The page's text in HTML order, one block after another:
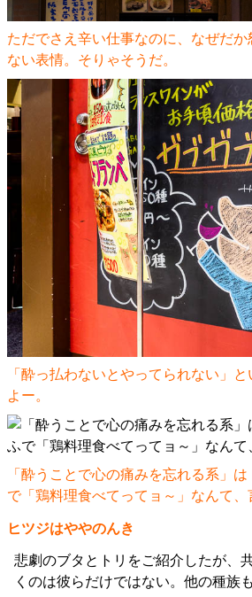
ただでさえ辛い仕事なのに、なぜだ
ない表情。そりゃそうだ。
「酔っ払わないとやってられない」
よー。
「酔うことで心の痛みを忘れる系」
で「鶏料理食べてってョ～」なんて、
ヒツジはややのんき
悲劇のブタとトリをご紹介したが、
くのは彼らだけではない。他の種族も